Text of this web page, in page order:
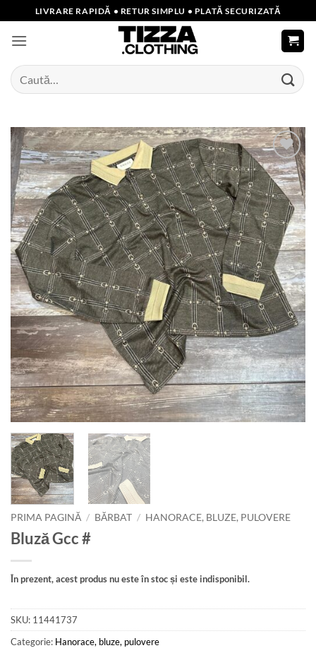
to
content
LIVRARE RAPIDĂ • RETUR SIMPLU • PLATĂ SECURIZATĂ
Caută
după:
Add to
wishlist
PRIMA PAGINĂ / BĂRBAT / HANORACE, BLUZE, PULOVERE
Bluză Gcc #
În prezent, acest produs nu este în stoc și este indisponibil.
SKU: 11441737
Categorie: Hanorace, bluze, pulovere